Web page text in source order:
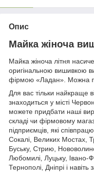
Опис
Майка жіноча
Майка жіноча літня
оригінальною вишивкою
фірмою «Ладан». Можна
Для вас тільки найкраще
знаходиться у місті
можете придбати наші
складі чи фірмовому
підприємців, які
Сокалі, Великих Мостах,
Буську, Стрию,
Любомилі, Луцьку, Івано-
Тернополі, Дніпрі і навіть